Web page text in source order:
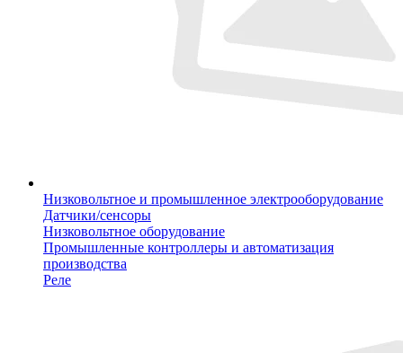
Низковольтное и промышленное электрооборудование
Датчики/сенсоры
Низковольтное оборудование
Промышленные контроллеры и автоматизация
производства
Реле